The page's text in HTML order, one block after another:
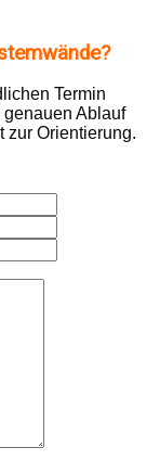
?
Termin
Ablauf
zur Orientierung.